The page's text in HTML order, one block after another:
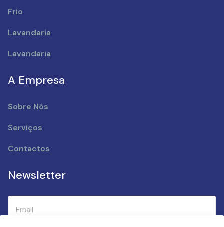
Frio
Lavandaria
Lavandaria
A Empresa
Sobre Nós
Serviços
Contactos
Newsletter